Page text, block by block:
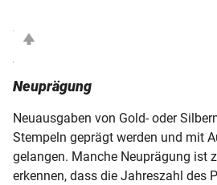
Neuprägung
Neuausgaben von Gold- oder
Stempeln geprägt werden und mit
gelangen. Manche Neuprägung ist
erkennen, dass die Jahreszahl des